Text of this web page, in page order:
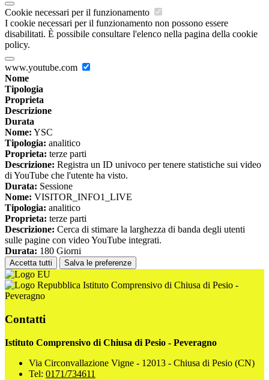
Cookie necessari per il funzionamento
I cookie necessari per il funzionamento non possono essere
disabilitati. È possibile consultare l'elenco nella pagina della cookie
policy.
www.youtube.com
Nome
Tipologia
Proprieta
Descrizione
Durata
Nome: YSC
Tipologia: analitico
Proprieta: terze parti
Descrizione: Registra un ID univoco per tenere statistiche sui video
di YouTube che l'utente ha visto.
Durata: Sessione
Nome: VISITOR_INFO1_LIVE
Tipologia: analitico
Proprieta: terze parti
Descrizione: Cerca di stimare la larghezza di banda degli utenti
sulle pagine con video YouTube integrati.
Durata: 180 Giorni
Accetta tutti Salva le preferenze
Istituto Comprensivo di Chiusa di Pesio -
Peveragno
Contatti
Istituto Comprensivo di Chiusa di Pesio - Peveragno
Via Circonvallazione Vigne - 12013 - Chiusa di Pesio (CN)
Tel: 0171/734611